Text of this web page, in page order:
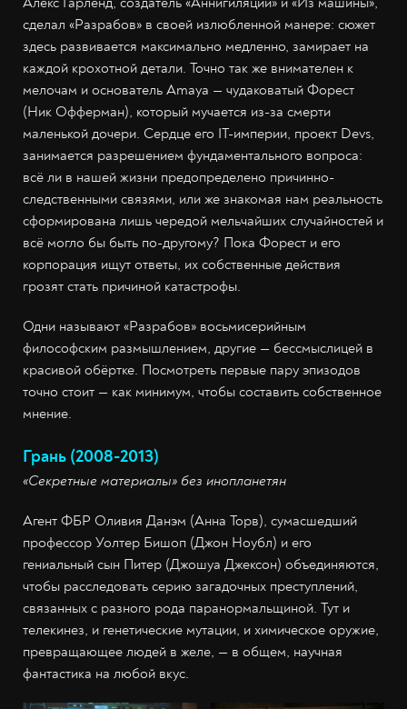
сделал «Разрабов» в своей излюбленной манере: сюжет
здесь развивается максимально медленно, замирает на
каждой крохотной детали. Точно так же внимателен к
мелочам и основатель Amaya — чудаковатый Форест
(Ник Офферман), который мучается из-за смерти
маленькой дочери. Сердце его IT-империи, проект Devs,
занимается разрешением фундаментального вопроса:
всё ли в нашей жизни предопределено причинно-
следственными связями, или же знакомая нам реальность
сформирована лишь чередой мельчайших случайностей и
всё могло бы быть по-другому? Пока Форест и его
корпорация ищут ответы, их собственные действия
грозят стать причиной катастрофы.
Одни называют «Разрабов» восьмисерийным
философским размышлением, другие — бессмыслицей в
красивой обёртке. Посмотреть первые пару эпизодов
точно стоит — как минимум, чтобы составить собственное
мнение.
Грань (2008-2013)
«Секретные материалы» без инопланетян
Агент ФБР Оливия Данэм (Анна Торв), сумасшедший
профессор Уолтер Бишоп (Джон Ноубл) и его
гениальный сын Питер (Джошуа Джексон) объединяются,
чтобы расследовать серию загадочных преступлений,
связанных с разного рода паранормальщиной. Тут и
телекинез, и генетические мутации, и химическое оружие,
превращающее людей в желе, — в общем, научная
фантастика на любой вкус.